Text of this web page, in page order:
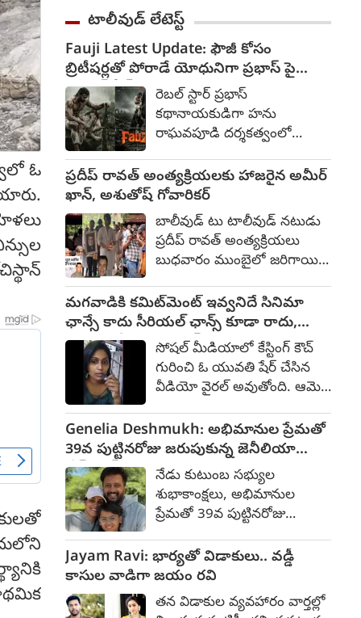
ఓ
టాలీవుడ్ లేటెస్ట్
Fauji Latest Update: ఫౌజీ కోసం
బ్రిటీషర్లతో పోరాడే యోధునిగా ప్రభాస్ పై
యాక్షన్ సీన్స్
రెబల్ స్టార్ ప్రభాస్
కథానాయకుడిగా హను
రాఘవపూడి దర్శకత్వంలో
కొద్దిరోజులుగా హైదరాబాద్ లోని
కోకాపేటలో చిత్రీకరణ
జరుగుతోంది. భారతదేశానికి
స్వాంత్రత్యానికి పూర్వం ఓ
సైనికుడి గాధతో ఈ సినిమా
రూపొందుతోందని తెలిసింది.
ఇందులో పలు షేడ్స్ వున్న
పాత్రను తను పోషిస్తున్నాడు.
ప్రభాస్ కు తల్లిదండ్రులుగా మిథున్
చక్రవర్తి, జయప్రద నటిస్తున్నారు.
ప్రదీప్ రావత్ అంత్యక్రియలకు హాజరైన అమీర్
ఖాన్, అశుతోష్ గోవారికర్
బాలీవుడ్ టు టాలీవుడ్ నటుడు
ప్రదీప్ రావత్ అంత్యక్రియలు
బుధవారం ముంబైలో జరిగాయి.
ఏళ్ల వయసులో కన్నుమూసిన
ఆయనకు తుది
నివాళులర్పించేందుకు సినీ
రంగానికి చెందిన పలువురు
ప్రముఖులు హాజరయ్యారు. :
అమీర్ ఖాన్, దర్శకుడు అశుతోష్
గోవారికర్ నివాళులర్పించారు.
ప్రదీప్ రావత్ కుటుంబ సభ్యులు,
ప్రముఖులు హాజరయ్యారు.
మగవాడికి కమిట్‌మెంట్ ఇవ్వనిదే సినిమా
ఛాన్సే కాదు సీరియల్ ఛాన్స్ కూడా రాదు,
యువతి వీడియో వైరల్సోషల్ మీడియాలో కేస్టింగ్ కౌచ్
గురించి ఓ యువతి షేర్ చేసిన
వీడియో వైరల్ అవుతోంది. ఆమె
నేనేదో సోషల్ మీడియాలో
వీడియోలు పెడుతుంటాను. ఆ
వీడియోలు చూసి సినిమా ఆఫర్
వుందని ఓ సినిమా కంపెనీవాళ్లు
పిలిచారు. వాళ్లతో డిస్కషన్స్
అంతా అయ్యాక చివరికి వాళ్లు
చెప్పిందేమిటంటే... కమిట్మెంట్
కావాలని. దాంతో ఆ అవకాశం
వద్దని తిరిగి వచ్చేసాను. రెండోసారి
ఇంకొకరు సీరియల్లో అవకాశం
Genelia Deshmukh: అభిమానుల ప్రేమతో
39వ పుట్టినరోజు జరుపుకున్న జెనీలియా
దేశ్‌ముఖ్
నేడు కుటుంబ సభ్యుల
శుభాకాంక్షలు, అభిమానుల
ప్రేమతో 39వ పుట్టినరోజు
సునీల్ శెట్టి మరియు గీతా ఆర్ట్స్
వంటి ప్రముఖులు కూడా
అభిమానులతో కలిసి ఆమెకు
హృదయపూర్వక శుభాకాంక్షలు
Jayam Ravi: భార్యతో విడాకులు.. వడ్డీ
కాసుల వాడిగా జయం రవి
తన విడాకుల వ్యవహారం వార్తల్లో